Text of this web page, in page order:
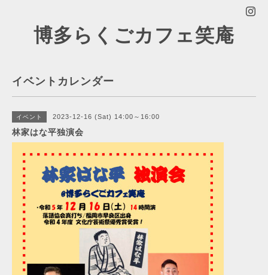
博多らくごカフェ笑庵
イベントカレンダー
イベント 2023-12-16 (Sat) 14:00～16:00
林家はな平独演会